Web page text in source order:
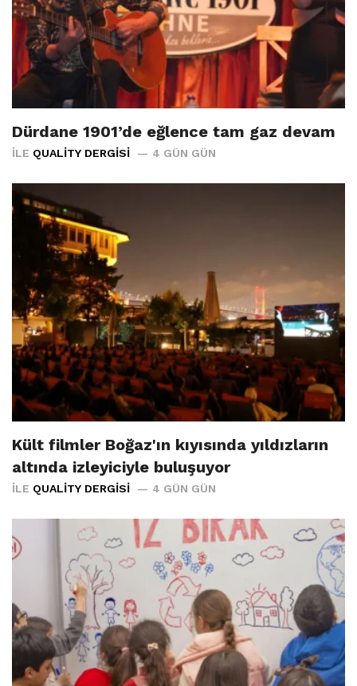
Dürdane 1901’de eğlence tam gaz devam
İLE QUALITY DERGISI 4 GÜN GÜN
Kült filmler Boğaz'ın kıyısında yıldızların
altında izleyiciyle buluşuyor
İLE QUALITY DERGISI 4 GÜN GÜN